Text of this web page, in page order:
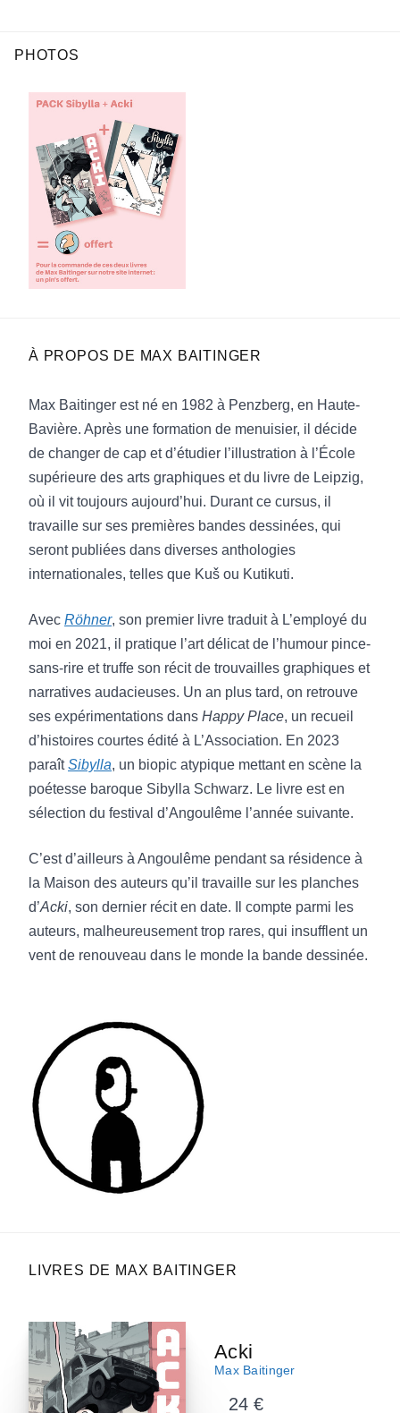
PHOTOS
À PROPOS DE MAX BAITINGER
Max Baitinger est né en 1982 à Penzberg, en Haute-
Bavière. Après une formation de menuisier, il décide
de changer de cap et d’étudier l’illustration à l’École
supérieure des arts graphiques et du livre de Leipzig,
où il vit toujours aujourd’hui. Durant ce cursus, il
travaille sur ses premières bandes dessinées, qui
seront publiées dans diverses anthologies
internationales, telles que Kuš ou Kutikuti.
Avec Röhner, son premier livre traduit à L’employé du
moi en 2021, il pratique l’art délicat de l’humour pince-
sans-rire et truffe son récit de trouvailles graphiques et
narratives audacieuses. Un an plus tard, on retrouve
ses expérimentations dans Happy Place, un recueil
d’histoires courtes édité à L’Association. En 2023
paraîtSibylla, un biopic atypique mettant en scène la
poétesse baroque Sibylla Schwarz. Le livre est en
sélection du festival d’Angoulême l’année suivante.
C’est d’ailleurs à Angoulême pendant sa résidence à
la Maison des auteurs qu’il travaille sur les planches
d’Acki, son dernier récit en date. Il compte parmi les
auteurs, malheureusement trop rares, qui insufflent un
vent de renouveau dans le monde la bande dessinée.
LIVRES DE MAX BAITINGER
Acki
Max Baitinger
24 €